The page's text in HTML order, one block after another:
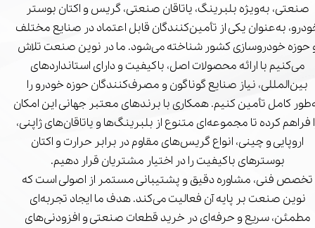
صنعتی، به‌ویژه بلبرینگ، یاتاقان صنعتی، گریس و اکتان بوستر
به‌عنوان یکی از تأمین‌کنندگان قابل اعتماد در صنایع مختلف
حوزه خودروسازی کشور شناخته می‌شود. ما در نوین صنعت تلاش
می‌کنیم با ارائه محصولات اصل، باکیفیت و دارای استانداردهای
بین‌المللی، نیاز صنایع گوناگون و مصرف‌کنندگان حوزه خودرو را
کامل تأمین کنیم. همکاری با برندهای معتبر جهانی این امکان
فراهم کرده تا مجموعه‌ای متنوع از بلبرینگ‌ها و یاتاقان‌های ژاپنی،
اروپایی و چینی، انواع گریس‌های مقاوم در برابر حرارت و اکتان
بوسترهای باکیفیت را در اختیار مشتریان قرار دهیم.
تخصص فنی، مشاوره دقیق و پشتیبانی مستمر از اصولی است که
نوین صنعت بر پایه آن فعالیت می‌کند. هدف ما ایجاد تجربه‌ای
مطمئن، سریع و حرفه‌ای در خرید قطعات صنعتی و افزودنی‌های